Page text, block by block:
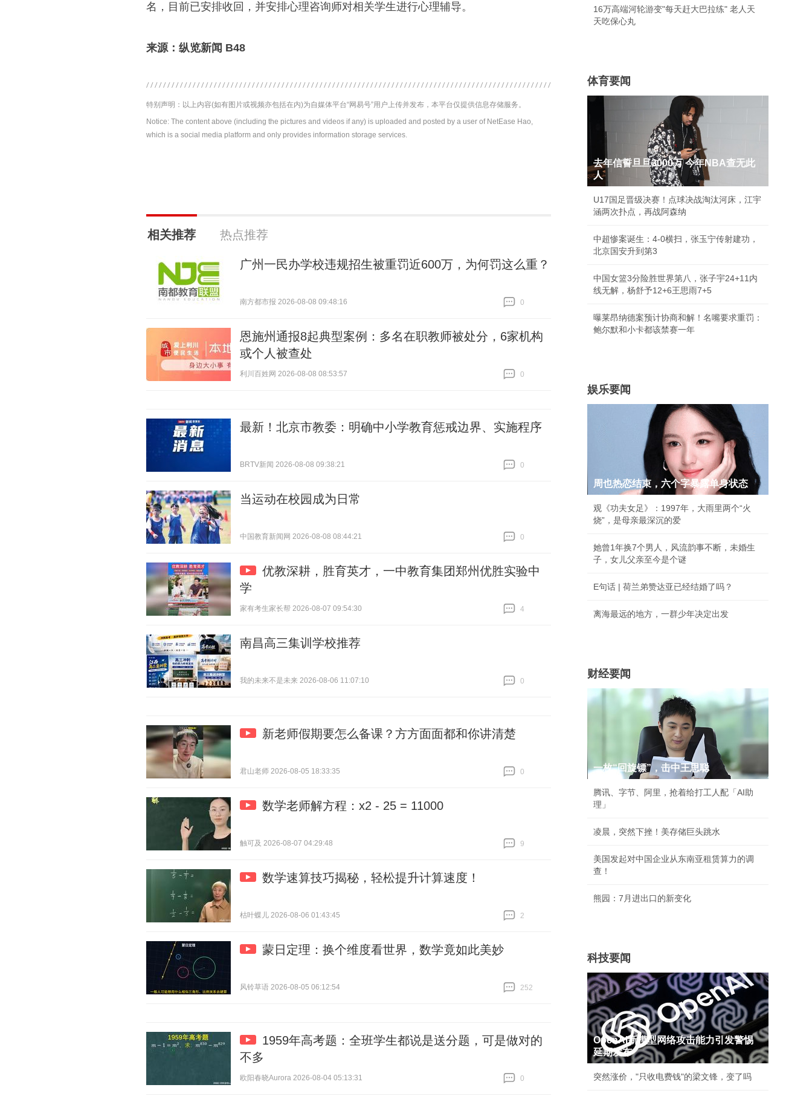
名，目前已安排收回，并安排心理咨询师对相关学生进行心理辅导。
来源：纵览新闻 B48
特别声明：以上内容(如有图片或视频亦包括在内)为自媒体平台“网易号”用户上传并发布，本平台仅提供信息存储服务。
Notice: The content above (including the pictures and videos if any) is uploaded and posted by a user of NetEase Hao,
which is a social media platform and only provides information storage services.
相关推荐 热点推荐
广州一民办学校违规招生被重罚近600万，为何罚这么重？
南方都市报 2026-08-08 09:48:16
0
恩施州通报8起典型案例：多名在职教师被处分，6家机构
或个人被查处
利川百姓网 2026-08-08 08:53:57
0
最新！北京市教委：明确中小学教育惩戒边界、实施程序
BRTV新闻 2026-08-08 09:38:21
0
当运动在校园成为日常
中国教育新闻网 2026-08-08 08:44:21
0
优教深耕，胜育英才，一中教育集团郑州优胜实验中
学
家有考生家长帮 2026-08-07 09:54:30
4
南昌高三集训学校推荐
我的未来不是未来 2026-08-06 11:07:10
0
新老师假期要怎么备课？方方面面都和你讲清楚
君山老师 2026-08-05 18:33:35
0
数学老师解方程：x2 - 25 = 11000
触可及 2026-08-07 04:29:48
9
数学速算技巧揭秘，轻松提升计算速度！
枯叶蝶儿 2026-08-06 01:43:45
2
蒙日定理：换个维度看世界，数学竟如此美妙
风铃草语 2026-08-05 06:12:54
252
1959年高考题：全班学生都说是送分题，可是做对的
不多
欧阳春晓Aurora 2026-08-04 05:13:31
0
16万高端河轮游变"每天赶大巴拉练" 老人天
天吃保心丸
体育要闻
去年信誓旦旦3000万 今年NBA查无此
人
U17国足晋级决赛！点球决战淘汰河床，江宇
涵两次扑点，再战阿森纳
中超惨案诞生：4-0横扫，张玉宁传射建功，
北京国安升到第3
中国女篮3分险胜世界第八，张子宇24+11内
线无解，杨舒予12+6王思雨7+5
曝莱昂纳德案预计协商和解！名嘴要求重罚：
鲍尔默和小卡都该禁赛一年
娱乐要闻
周也热恋结束，六个字暴露单身状态
观《功夫女足》：1997年，大雨里两个“火
烧”，是母亲最深沉的爱
她曾1年换7个男人，风流韵事不断，未婚生
子，女儿父亲至今是个谜
E句话 | 荷兰弟赞达亚已经结婚了吗？
离海最远的地方，一群少年决定出发
财经要闻
一枚“回旋镖”，击中王思聪
腾讯、字节、阿里，抢着给打工人配「AI助
理」
凌晨，突然下挫！美存储巨头跳水
美国发起对中国企业从东南亚租赁算力的调
查！
熊园：7月进出口的新变化
科技要闻
OpenAI新模型网络攻击能力引发警惕
延期发布
突然涨价，"只收电费钱"的梁文锋，变了吗